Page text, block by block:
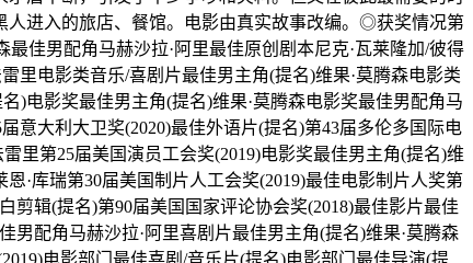
进入的旅店、餐馆。电影由真实故事改编。◎获奖情况第
最佳男配角马赫沙拉·阿里最佳原创剧本尼克·瓦莱隆加/彼得
里电影类音乐/喜剧片最佳男主角(提名)维果·莫腾森电影类
)电影奖最佳男主角(提名)维果·莫腾森电影奖最佳男配角马
意大利大卫奖(2020)最佳外语片(提名)第43届多伦多国际电
里第25届美国演员工会奖(2019)电影奖最佳男主角(提名)维
·库瑞第30届美国制片人工会奖(2019)最佳电影制片人奖第
剪辑(提名)第90届美国国家评论协会奖(2018)最佳影片最佳
男配角马赫沙拉·阿里喜剧片最佳男主角(提名)维果·莫腾森
电影部门最佳喜剧/音乐片(提名)电影部门最佳导演(提